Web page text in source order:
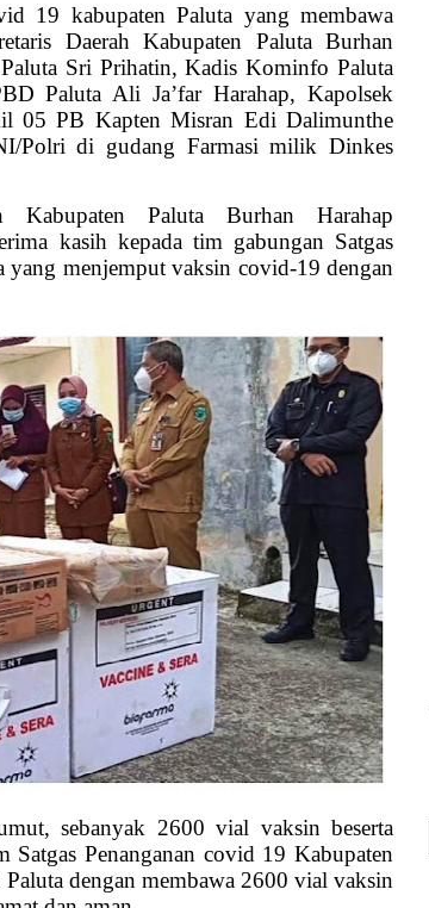
19 kabupaten Paluta yang membawa
Daerah Kabupaten Paluta Burhan
Sri Prihatin, Kadis Kominfo Paluta
Paluta Ali Ja’far Harahap, Kapolsek
05 PB Kapten Misran Edi Dalimunthe
Polri di gudang Farmasi milik Dinkes
Paluta Burhan Harahap
kasih kepada tim gabungan Satgas
yang menjemput vaksin covid-19 dengan
sebanyak 2600 vial vaksin beserta
Penanganan covid 19 Kabupaten
dengan membawa 2600 vial vaksin